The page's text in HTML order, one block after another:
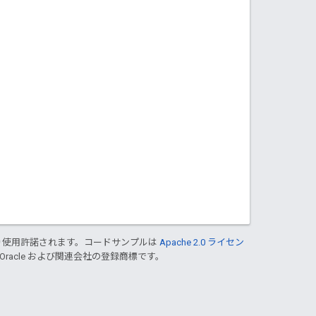
使用許諾されます。コードサンプルは Apache 2.0 ライセン
および関連会社の登録商標です。